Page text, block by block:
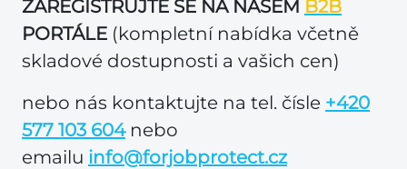
ZAREGISTRUJTE SE NA NAŠEM B2B
PORTÁLE (kompletní nabídka včetně
skladové dostupnosti a vašich cen)
nebo nás kontaktujte na tel. čísle +420
577 103 604nebo
emailu info@forjobprotect.cz